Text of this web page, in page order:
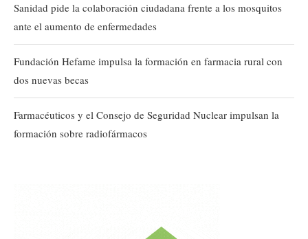
Sanidad pide la colaboración ciudadana frente a los mosquitos
ante el aumento de enfermedades
Fundación Hefame impulsa la formación en farmacia rural con
dos nuevas becas
Farmacéuticos y el Consejo de Seguridad Nuclear impulsan la
formación sobre radiofármacos